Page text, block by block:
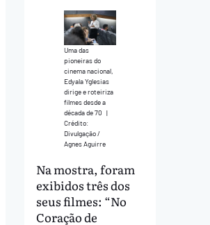
Uma das
pioneiras do
cinema nacional,
Edyala Yglesias
dirige e roteiriza
filmes desde a
década de 70 |
Crédito:
Divulgação /
Agnes Aguirre
Na mostra, foram
exibidos três dos
seus filmes: “No
Coração de